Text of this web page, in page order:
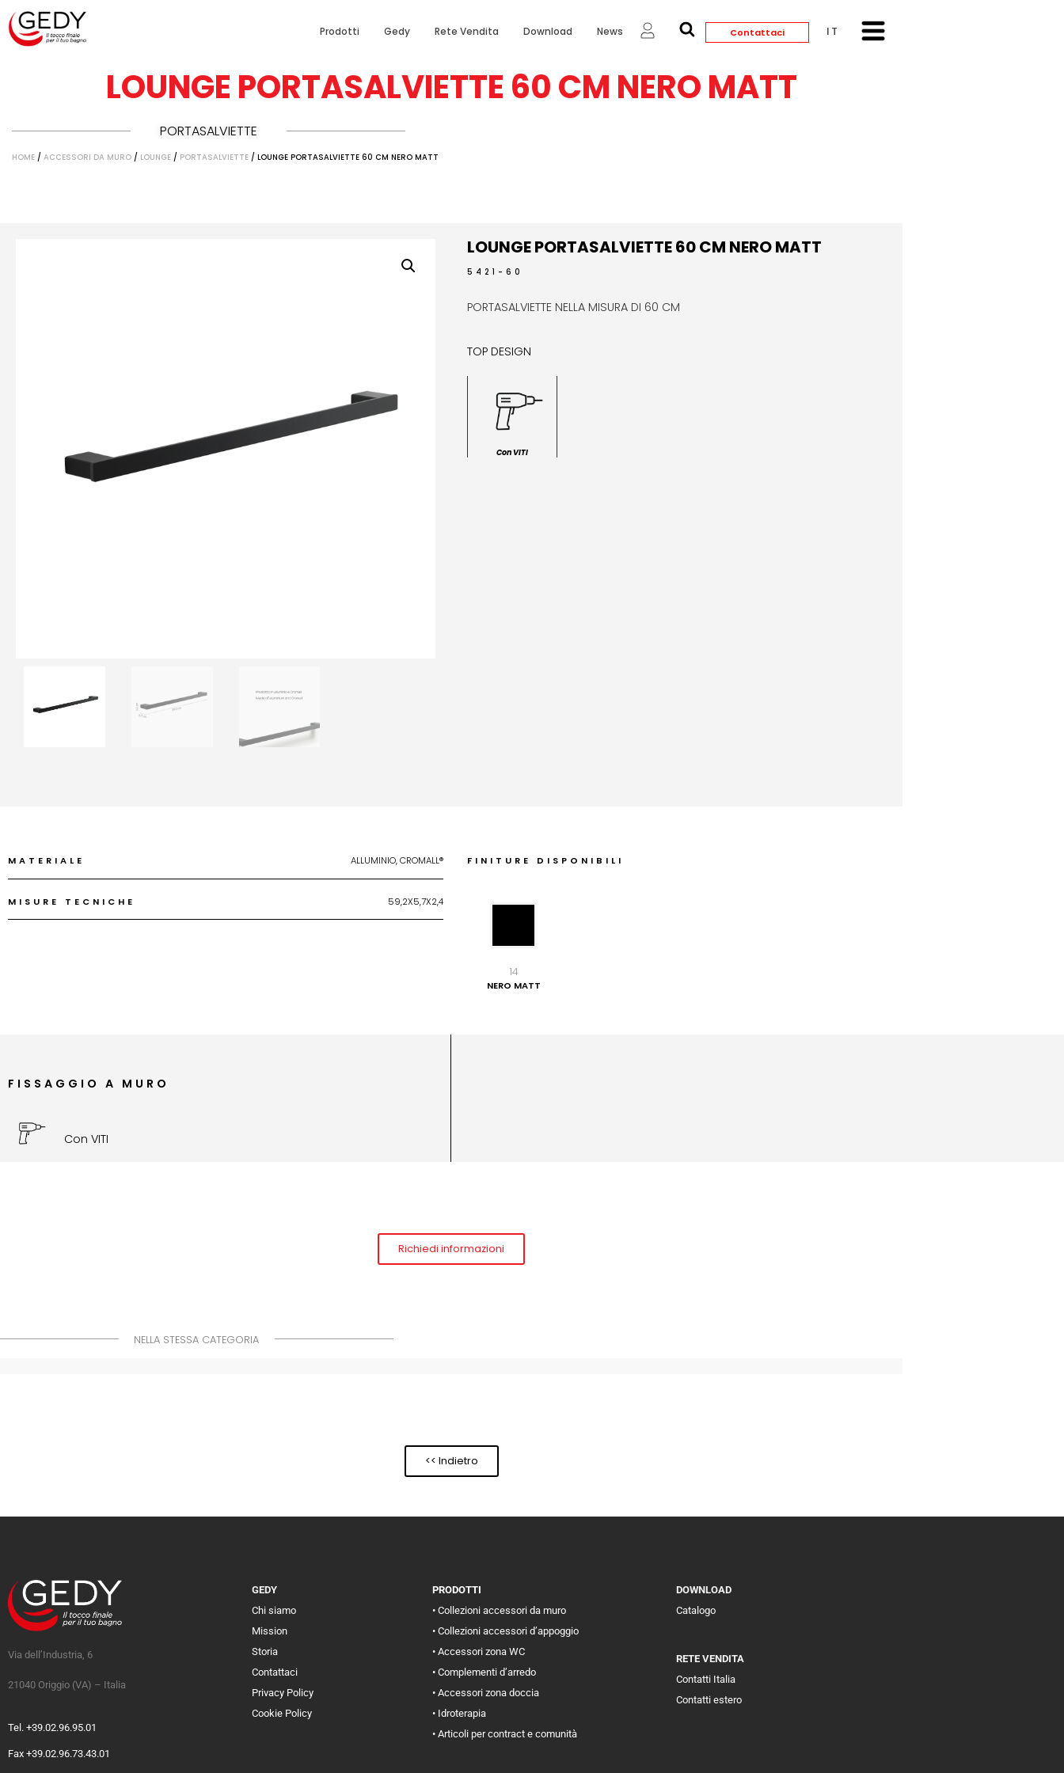
Prodotti Gedy Rete Vendita Download News Contattaci ITALIANO
LOUNGE PORTASALVIETTE 60 CM NERO MATT
PORTASALVIETTE
HOME / ACCESSORI DA MURO / LOUNGE / PORTASALVIETTE / LOUNGE PORTASALVIETTE 60 CM NERO MATT
LOUNGE PORTASALVIETTE 60 CM NERO MATT
5421-60
PORTASALVIETTE NELLA MISURA DI 60 CM
TOP DESIGN
Con VITI
MATERIALE ALLUMINIO, CROMALL®
MISURE TECNICHE 59,2X5,7X2,4
FINITURE DISPONIBILI
14
NERO MATT
FISSAGGIO A MURO
Con VITI
Richiedi informazioni
NELLA STESSA CATEGORIA
<< Indietro
Via dell’Industria, 6
21040 Origgio (VA) – Italia
Tel. +39.02.96.95.01
Fax +39.02.96.73.43.01
GEDY
Chi siamo
Mission
Storia
Contattaci
Privacy Policy
Cookie Policy
PRODOTTI
• Collezioni accessori da muro
• Collezioni accessori d’appoggio
• Accessori zona WC
• Complementi d’arredo
• Accessori zona doccia
• Idroterapia
• Articoli per contract e comunità
DOWNLOAD
Catalogo
RETE VENDITA
Contatti Italia
Contatti estero